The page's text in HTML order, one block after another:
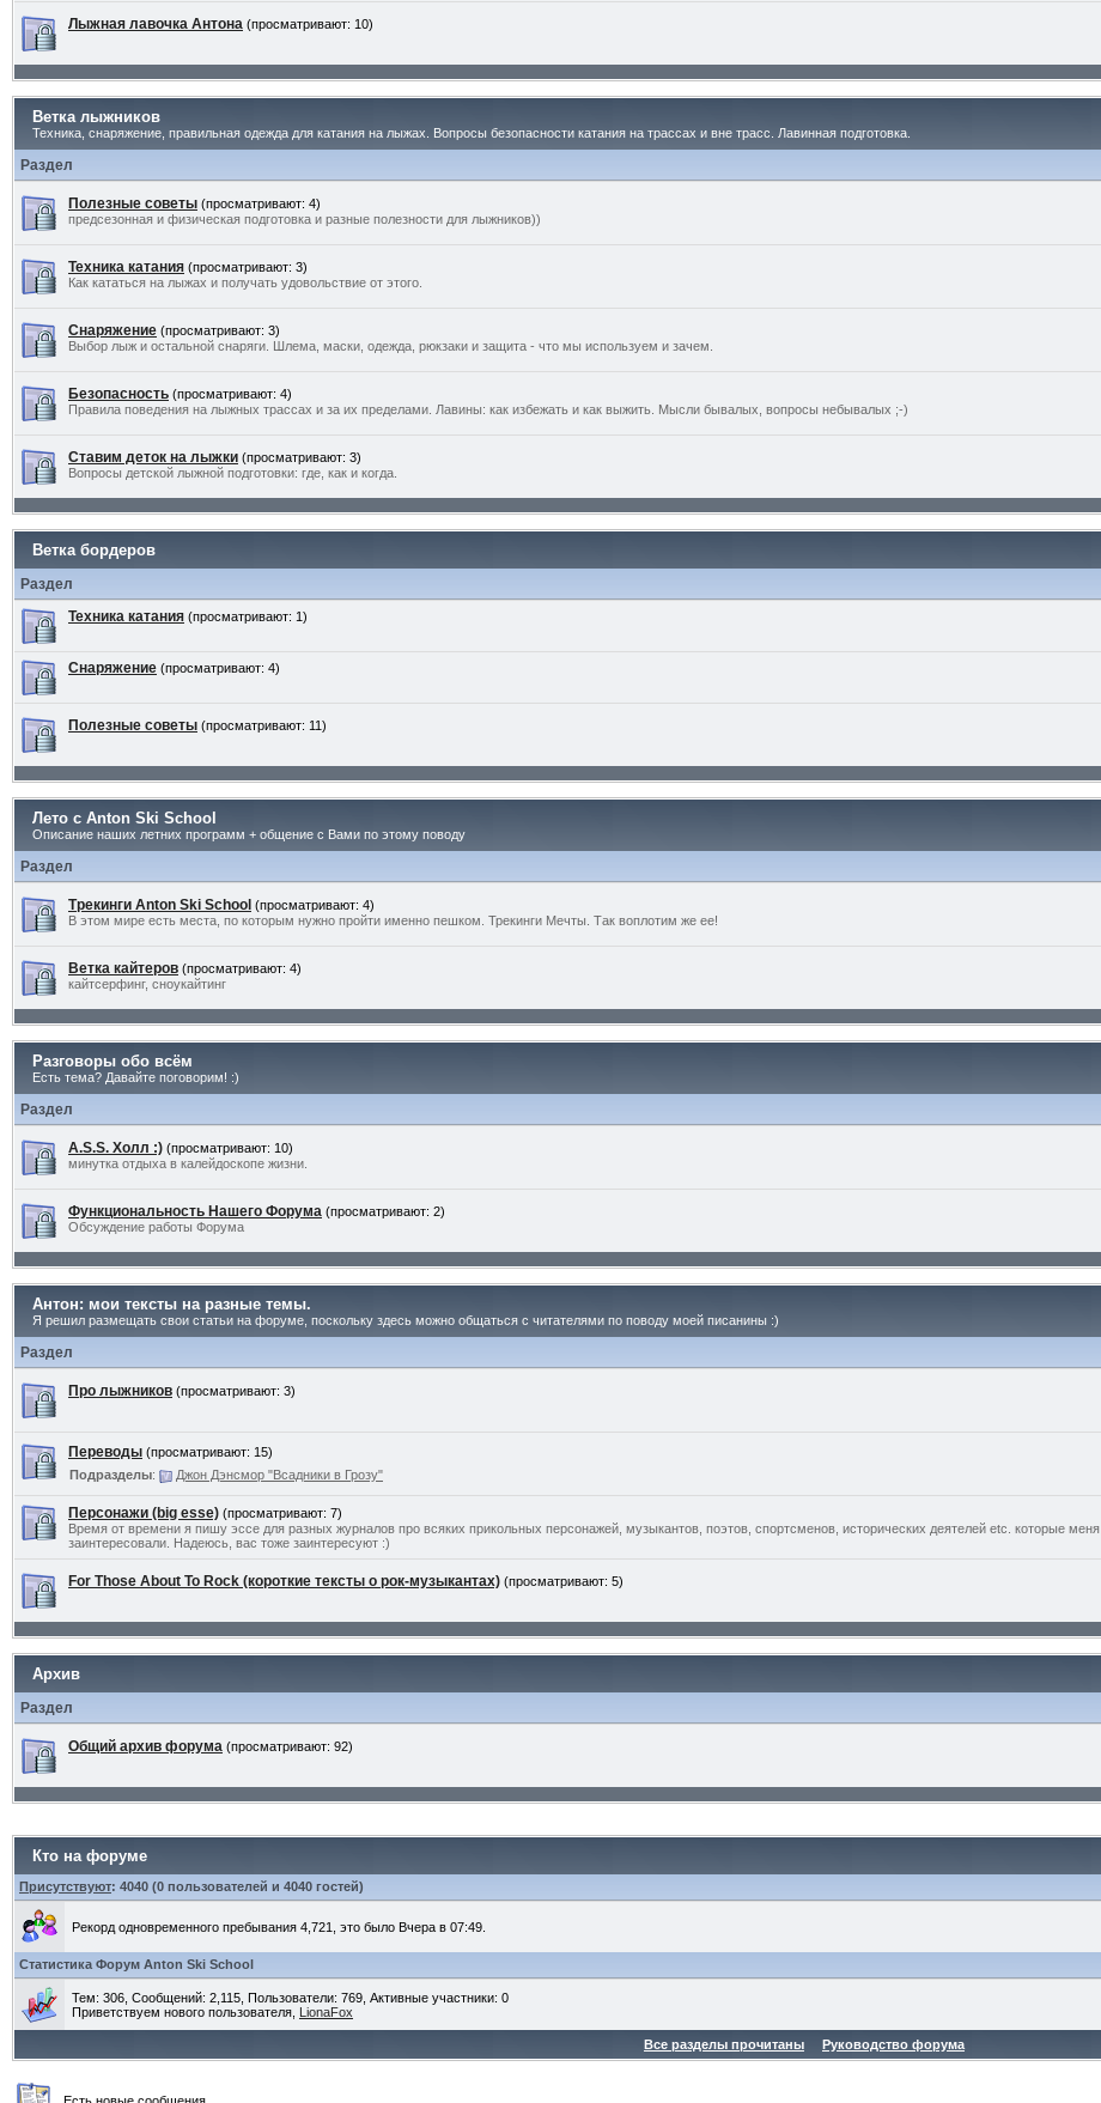
Лыжная лавочка Антона (просматривают: 10)
Ветка лыжников
Техника, снаряжение, правильная одежда для катания на лыжах. Вопросы безопасности катания на трассах и вне трасс. Лавинная подготовка.
Раздел
Полезные советы (просматривают: 4)
предсезонная и физическая подготовка и разные полезности для лыжников))
Техника катания (просматривают: 3)
Как кататься на лыжах и получать удовольствие от этого.
Снаряжение (просматривают: 3)
Выбор лыж и остальной снаряги. Шлема, маски, одежда, рюкзаки и защита - что мы используем и зачем.
Безопасность (просматривают: 4)
Правила поведения на лыжных трассах и за их пределами. Лавины: как избежать и как выжить. Мысли бывалых, вопросы небывалых ;-)
Ставим деток на лыжки (просматривают: 3)
Вопросы детской лыжной подготовки: где, как и когда.
Ветка бордеров
Раздел
Техника катания (просматривают: 1)
Снаряжение (просматривают: 4)
Полезные советы (просматривают: 11)
Лето с Anton Ski School
Описание наших летних программ + общение с Вами по этому поводу
Раздел
Трекинги Anton Ski School (просматривают: 4)
В этом мире есть места, по которым нужно пройти именно пешком. Трекинги Мечты. Так воплотим же ее!
Ветка кайтеров (просматривают: 4)
кайтсерфинг, сноукайтинг
Разговоры обо всём
Есть тема? Давайте поговорим! :)
Раздел
A.S.S. Холл :) (просматривают: 10)
минутка отдыха в калейдоскопе жизни.
Функциональность Нашего Форума (просматривают: 2)
Обсуждение работы Форума
Антон: мои тексты на разные темы.
Я решил размещать свои статьи на форуме, поскольку здесь можно общаться с читателями по поводу моей писанины :)
Раздел
Про лыжников (просматривают: 3)
Переводы (просматривают: 15)
Подразделы: Джон Дэнсмор "Всадники в Грозу"
Персонажи (big esse) (просматривают: 7)
Время от времени я пишу эссе для разных журналов про всяких прикольных персонажей, музыкантов, поэтов, спортсменов, исторических деятелей etc. которые меня
заинтересовали. Надеюсь, вас тоже заинтересуют :)
For Those About To Rock (короткие тексты о рок-музыкантах) (просматривают: 5)
Архив
Раздел
Общий архив форума (просматривают: 92)
Кто на форуме
Присутствуют: 4040 (0 пользователей и 4040 гостей)
Рекорд одновременного пребывания 4,721, это было Вчера в 07:49.
Статистика Форум Anton Ski School
Тем: 306, Сообщений: 2,115, Пользователи: 769, Активные участники: 0
Приветствуем нового пользователя, LionaFox
Все разделы прочитаны Руководство форума